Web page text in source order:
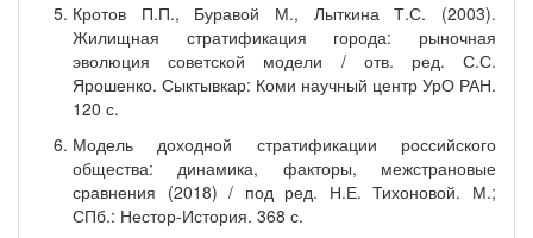
Кротов П.П., Буравой М., Лыткина Т.С. (2003).
Жилищная стратификация города: рыночная
эволюция советской модели / отв. ред. С.С.
Ярошенко. Сыктывкар: Коми научный центр УрО РАН.
120 с.
Модель доходной стратификации российского
общества: динамика, факторы, межстрановые
сравнения (2018) / под ред. Н.Е. Тихоновой. М.;
СПб.: Нестор-История. 368 с.